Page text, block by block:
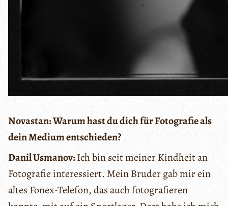
Novastan: Warum hast du dich für Fotografie als
dein Medium entschieden?
Danil Usmanov:Ich bin seit meiner Kindheit an
Fotografie interessiert. Mein Bruder gab mir ein
altes Fonex-Telefon, das auch fotografieren